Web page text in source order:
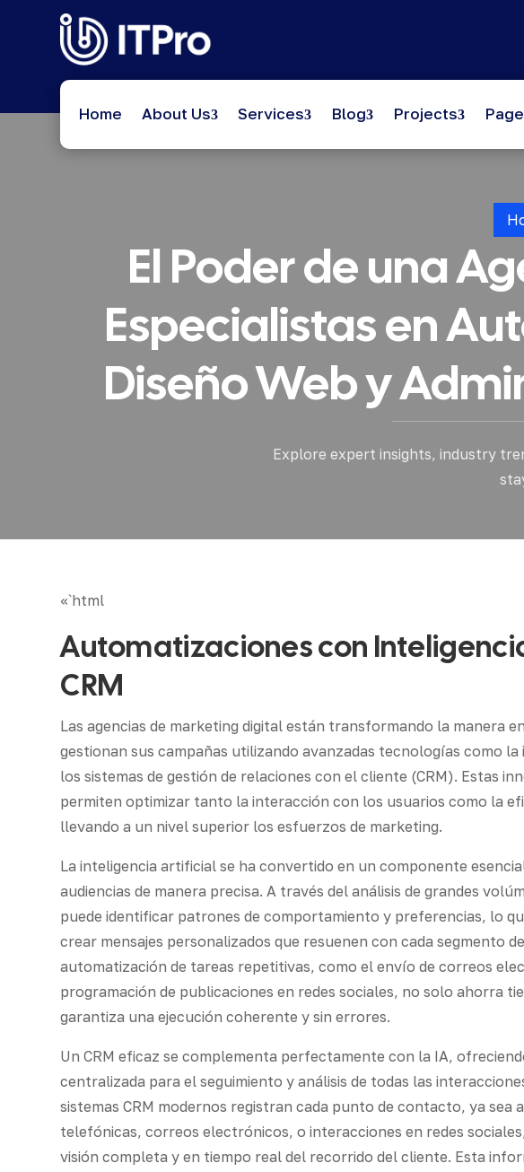
Home About Us Services Blog Projects
El Poder de una
Especialistas en
Diseño Web y
Explore expert insights, industry
«`html
Automatizaciones con
CRM
Las agencias de marketing digital están transformando la manera
gestionan sus campañas utilizando avanzadas tecnologías como
los sistemas de gestión de relaciones con el cliente (CRM). Estas
permiten optimizar tanto la interacción con los usuarios como la
llevando a un nivel superior los esfuerzos de marketing.
La inteligencia artificial se ha convertido en un componente
audiencias de manera precisa. A través del análisis de grandes
puede identificar patrones de comportamiento y preferencias, lo
crear mensajes personalizados que resuenen con cada segmento
automatización de tareas repetitivas, como el envío de correos
programación de publicaciones en redes sociales, no solo ahorra
garantiza una ejecución coherente y sin errores.
Un CRM eficaz se complementa perfectamente con la IA,
centralizada para el seguimiento y análisis de todas las
sistemas CRM modernos registran cada punto de contacto, ya sea
telefónicas, correos electrónicos, o interacciones en redes
visión completa y en tiempo real del recorrido del cliente. Esta